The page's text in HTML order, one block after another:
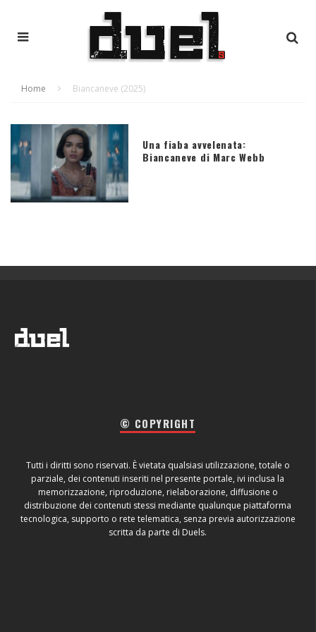
Home Biancaneve (2025)
Una fiaba avvelenata:
Biancaneve di Marc Webb
© COPYRIGHT
Tutti i diritti sono riservati. È vietata qualsiasi utilizzazione, totale o
parziale, dei contenuti inseriti nel presente portale, ivi inclusa la
memorizzazione, riproduzione, rielaborazione, diffusione o
distribuzione dei contenuti stessi mediante qualunque piattaforma
tecnologica, supporto o rete telematica, senza previa autorizzazione
scritta da parte di Duels.